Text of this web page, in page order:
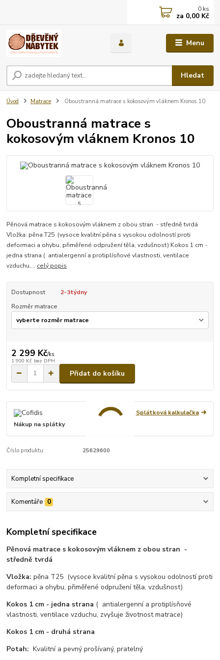
Menu
Hledat
0 ks
za 0,00 Kč
Úvod Matrace Oboustranná matrace s kokosovým vláknem Kronos 10
Oboustranná matrace s
kokosovým vláknem Kronos 10
Pěnová matrace s kokosovým vláknem z obou stran - středně tvrdá
Vložka: pěna T25 (vysoce kvalitní pěna s vysokou odolností proti
deformaci a ohybu, přiměřené odpružení těla, vzdušnost) Kokos 1 cm -
jedna strana ( antialergenní a protiplísňové vlastnosti, ventilace
vzduchu,... celý popis
Dostupnost
2-3týdny
Rozměr matrace
2 299 Kč/ks
1 900 Kč bez DPH
Přidat do košíku
Splátková kalkulačka
Nákup na splátky
Číslo produktu: 25629600
Kompletní specifikace
Komentáře 0
Kompletní specifikace
Pěnová matrace s kokosovým vláknem z obou stran -
středně tvrdá
Vložka:pěna T25 (vysoce kvalitní pěna s vysokou odolností proti
deformaci a ohybu, přiměřené odpružení těla, vzdušnost)
Kokos 1 cm - jedna strana ( antialergenní a protiplísňové
vlastnosti, ventilace vzduchu, zvyšuje životnost matrace)
Kokos 1 cm - druhá strana
Potah: Kvalitní a pevný prošívaný, pratelný